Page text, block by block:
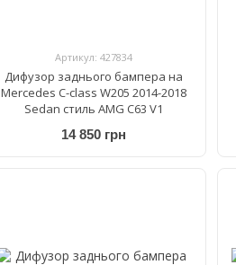
Артикул: 427834
Дифузор заднього бампера на
Mercedes C-class W205 2014-2018
Sedan стиль AMG C63 V1
14 850 грн